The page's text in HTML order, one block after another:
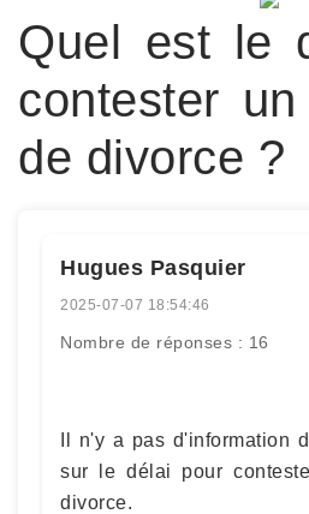
Quel est le
contester
de divorce ?
Hugues Pasquier
2025-07-07 18:54:46
Nombre de réponses : 16
Il n'y a pas d'information
sur le délai pour
divorce.